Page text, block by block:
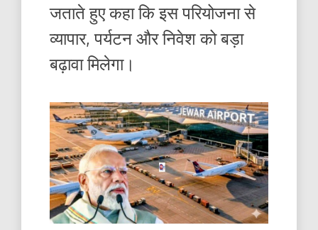
जताते हुए कहा कि इस परियोजना से
व्यापार, पर्यटन और निवेश को बड़ा
बढ़ावा मिलेगा।